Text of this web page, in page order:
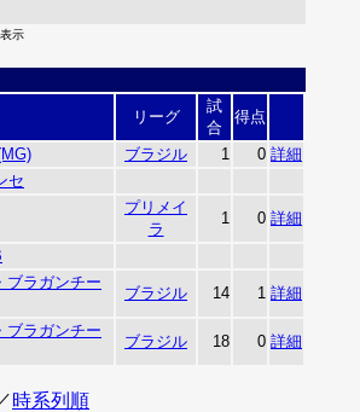
示
リーグ
試
合
得点
ブラジル 1 0 詳細
セ
プリメイ
ラ
1 0 詳細
ブラガンチー
ブラジル 14 1 詳細
ブラガンチー
ブラジル 18 0 詳細
時系列順